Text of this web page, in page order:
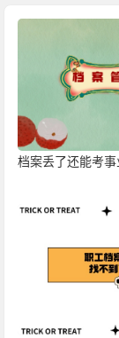
档案丢了还能考事